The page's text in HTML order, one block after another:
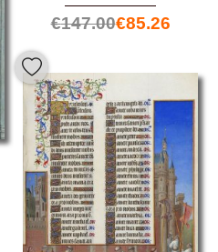
€147.00€85.26